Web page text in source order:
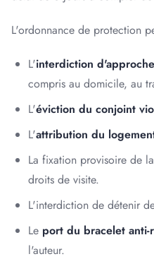
L'ordonnance de protection
L'interdiction
compris au domicile, au
L'éviction du conjoint
L'attribution du
La fixation provisoire de la
droits de visite.
L'interdiction de détenir
Le port du bracelet
l'auteur.